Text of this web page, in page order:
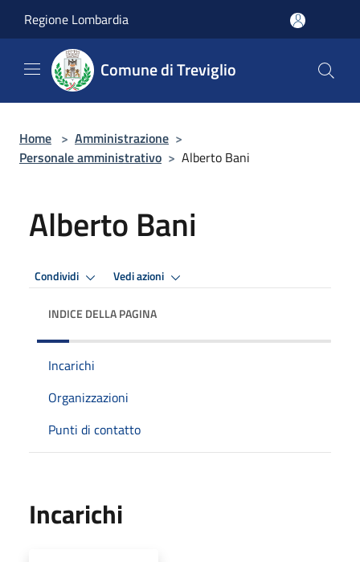
Regione Lombardia
Comune di Treviglio
Home > Amministrazione >
Personale amministrativo > Alberto Bani
Alberto Bani
Condividi Vedi azioni
INDICE DELLA PAGINA
Incarichi
Organizzazioni
Punti di contatto
Incarichi